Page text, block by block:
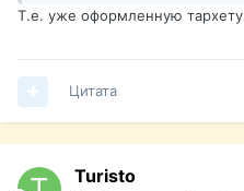
Т.е. уже оформленную
Цитата
Turisto